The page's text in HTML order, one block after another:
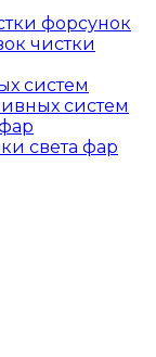
форсунок
чистки
систем
систем
света фар